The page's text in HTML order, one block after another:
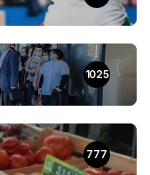
1025
777